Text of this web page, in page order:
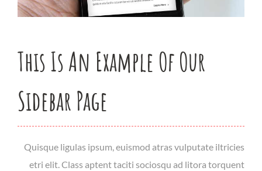
This Is An Example Of Our
Sidebar Page
Quisque ligulas ipsum, euismod atras vulputate iltricies
etri elit. Class aptent taciti sociosqu ad litora torquent